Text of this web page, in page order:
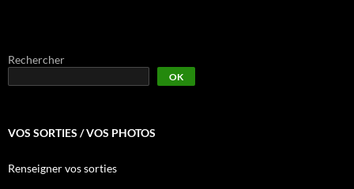
Rechercher
OK
VOS SORTIES / VOS PHOTOS
Renseigner vos sorties